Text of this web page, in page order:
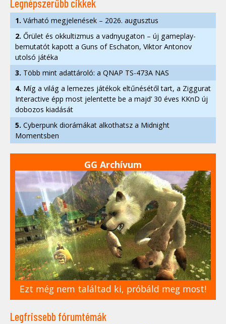
Legnépszerűbb cikkek
1. Várható megjelenések – 2026. augusztus
2. Őrület és okkultizmus a vadnyugaton – új gameplay-
bemutatót kapott a Guns of Eschaton, Viktor Antonov
utolsó játéka
3. Több mint adattároló: a QNAP TS-473A NAS
4. Míg a világ a lemezes játékok eltűnésétől tart, a Ziggurat
Interactive épp most jelentette be a majd’ 30 éves KKnD új
dobozos kiadását
5. Cyberpunk diorámákat alkothatsz a Midnight
Momentsben
GG Archívum
Ezt még nem találtad ki, próbáld meg most!
Legfrissebb fórumtémák